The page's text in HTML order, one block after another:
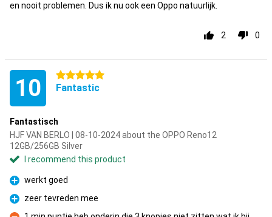
en nooit problemen. Dus ik nu ook een Oppo natuurlijk.
2 0
10 5 stars
Fantastic
Fantastisch
HJF VAN BERLO | 08-10-2024 about the OPPO Reno12
12GB/256GB Silver
I recommend this product
Pro
werkt goed
Pro
zeer tevreden mee